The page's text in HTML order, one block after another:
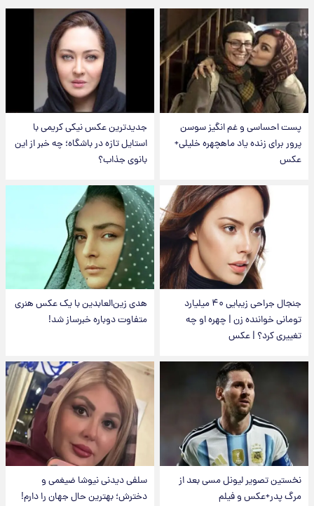
پست احساسی و غم انگیز سوسن
پرور برای زنده یاد ماهچهره خلیلی+
عکس
جدیدترین عکس نیکی کریمی با
استایل تازه در باشگاه؛ چه خبر از این
بانوی جذاب؟
جنجال جراحی زیبایی ۴۰ میلیارد
تومانی خواننده زن | چهره او چه
تغییری کرد؟ | عکس
هدی زین‌العابدین با یک عکس هنری
متفاوت دوباره خبرساز شد!
نخستین تصویر لیونل مسی بعد از
مرگ پدر+عکس و فیلم
سلفی دیدنی نیوشا ضیغمی و
دخترش؛ بهترین حال جهان را دارم!